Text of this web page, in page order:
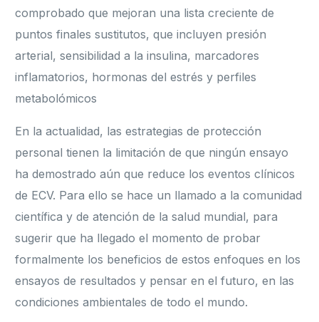
comprobado que mejoran una lista creciente de
puntos finales sustitutos, que incluyen presión
arterial, sensibilidad a la insulina, marcadores
inflamatorios, hormonas del estrés y perfiles
metabolómicos
En la actualidad, las estrategias de protección
personal tienen la limitación de que ningún ensayo
ha demostrado aún que reduce los eventos clínicos
de ECV. Para ello se hace un llamado a la comunidad
científica y de atención de la salud mundial, para
sugerir que ha llegado el momento de probar
formalmente los beneficios de estos enfoques en los
ensayos de resultados y pensar en el futuro, en las
condiciones ambientales de todo el mundo.